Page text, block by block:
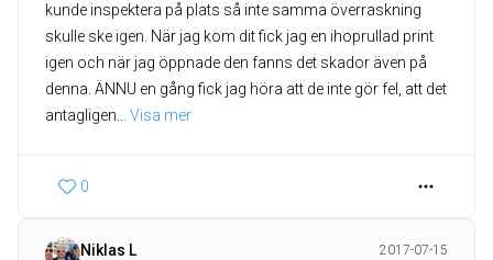
kunde inspektera på plats så inte samma överraskning
skulle ske igen. När jag kom dit fick jag en ihoprullad print
igen och när jag öppnade den fanns det skador även på
denna. ÄNNU en gång fick jag höra att de inte gör fel, att det
antagligen
Visa mer
0
Niklas L
2017-07-15